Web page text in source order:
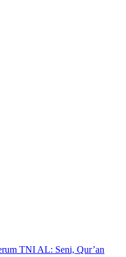
TNI AL: Seni, Qur’an